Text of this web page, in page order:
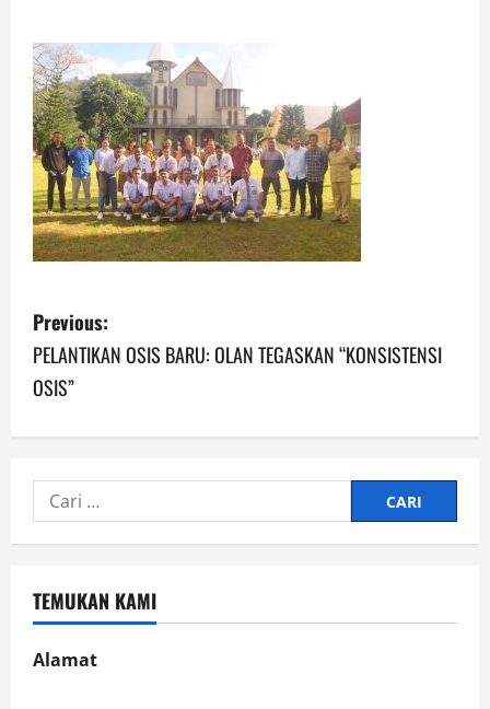
P
o
s
t
n
a
v
i
g
Previous:
PELANTIKAN OSIS BARU: OLAN TEGASKAN “KONSISTENSI
OSIS”
Cari
untuk:
TEMUKAN KAMI
Alamat